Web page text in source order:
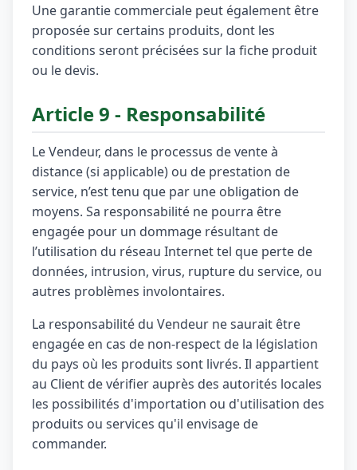
Une garantie commerciale peut également être
proposée sur certains produits, dont les
conditions seront précisées sur la fiche produit
ou le devis.
Article 9 - Responsabilité
Le Vendeur, dans le processus de vente à
distance (si applicable) ou de prestation de
service, n’est tenu que par une obligation de
moyens. Sa responsabilité ne pourra être
engagée pour un dommage résultant de
l’utilisation du réseau Internet tel que perte de
données, intrusion, virus, rupture du service, ou
autres problèmes involontaires.
La responsabilité du Vendeur ne saurait être
engagée en cas de non-respect de la législation
du pays où les produits sont livrés. Il appartient
au Client de vérifier auprès des autorités locales
les possibilités d'importation ou d'utilisation des
produits ou services qu'il envisage de
commander.